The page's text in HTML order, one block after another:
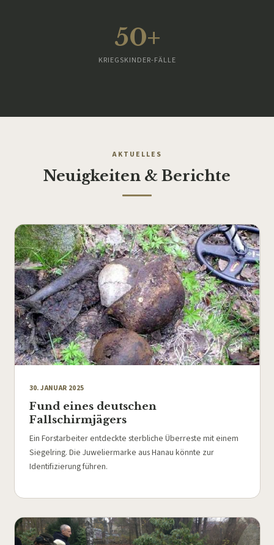
50+
KRIEGSKINDER-FÄLLE
AKTUELLES
Neuigkeiten & Berichte
30. JANUAR 2025
Fund eines deutschen
Fallschirmjägers
Ein Forstarbeiter entdeckte sterbliche Überreste mit einem
Siegelring. Die Juweliermarke aus Hanau könnte zur
Identifizierung führen.